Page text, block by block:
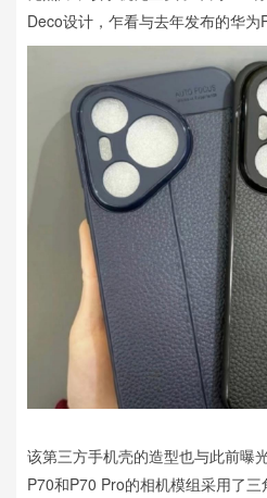
Deco设计，乍看与去年发布的华为
该第三方手机壳的造型也与此前曝
P70和P70 Pro的相机模组采用了